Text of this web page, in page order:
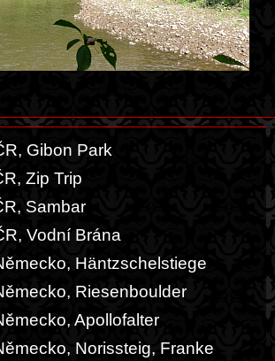
Gibon Park
Zip Trip
Sambar
Vodní Brána
Häntzschelstiege
Riesenboulder
Apollofalter
Norissteig, Franke